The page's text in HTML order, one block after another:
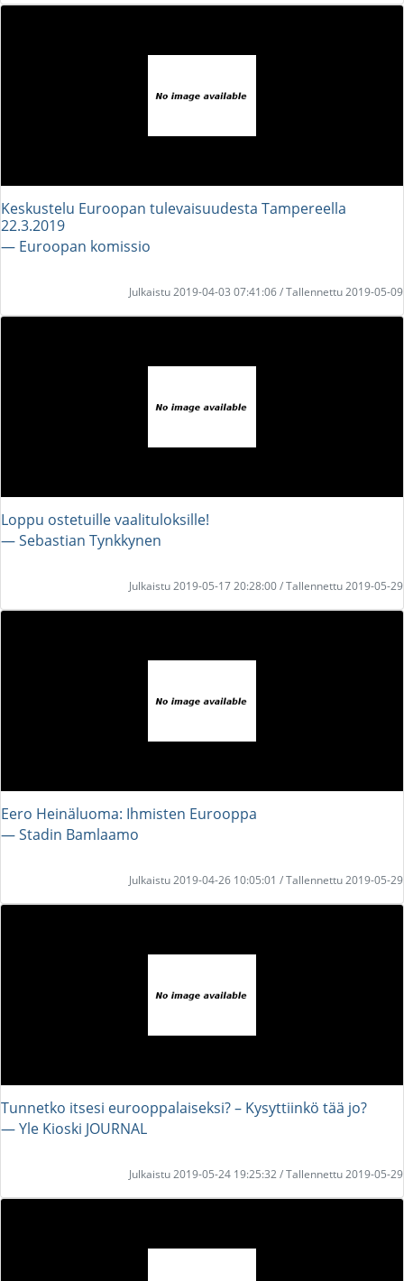
Keskustelu Euroopan tulevaisuudesta Tampereella
22.3.2019
― Euroopan komissio
Julkaistu 2019-04-03 07:41:06 / Tallennettu 2019-05-09
Loppu ostetuille vaalituloksille!
― Sebastian Tynkkynen
Julkaistu 2019-05-17 20:28:00 / Tallennettu 2019-05-29
Eero Heinäluoma: Ihmisten Eurooppa
― Stadin Bamlaamo
Julkaistu 2019-04-26 10:05:01 / Tallennettu 2019-05-29
Tunnetko itsesi eurooppalaiseksi? – Kysyttiinkö tää jo?
― Yle Kioski JOURNAL
Julkaistu 2019-05-24 19:25:32 / Tallennettu 2019-05-29